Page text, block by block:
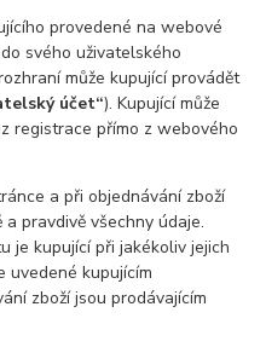
provedené na webové
svého uživatelského
může kupující provádět
účet“). Kupující může
registrace přímo z webového
a při objednávání zboží
pravdivě všechny údaje.
je kupující při jakékoliv jejich
uvedené kupujícím
zboží jsou prodávajícím